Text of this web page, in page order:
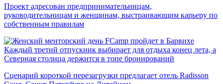
Проект адресован предпринимательницам,
руководительницам и женщинам, выстраивающим карьеру по
собственным правилам
Каждый третий отпускник выбирает для отдыха конец лета, а
Северная столица держится в топе бронирований
Сценарий короткой перезагрузки предлагает отель Radisson